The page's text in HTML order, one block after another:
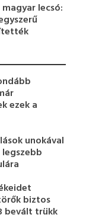
lecsó:
ezek a
unokával
biztos
bevált trükk